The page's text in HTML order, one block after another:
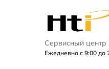
Сервисный центр
Ежедневно с 9:00 до